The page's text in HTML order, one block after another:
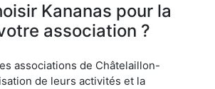
Kananas pour la
association ?
associations de Châtelaillon-
de leurs activités et la